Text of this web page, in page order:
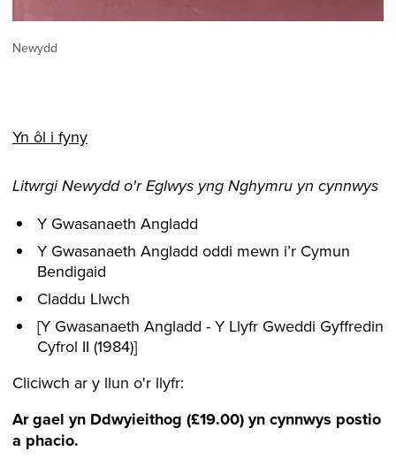
Newydd
Yn ôl i fyny
Litwrgi Newydd o'r Eglwys yng Nghymru yn cynnwys
Y Gwasanaeth Angladd
Y Gwasanaeth Angladd oddi mewn i’r Cymun
Bendigaid
Claddu Llwch
[Y Gwasanaeth Angladd - Y Llyfr Gweddi Gyffredin
Cyfrol II (1984)]
Cliciwch ar y llun o'r llyfr:
Ar gael yn Ddwyieithog (£19.00)yn cynnwys postio
a phacio.